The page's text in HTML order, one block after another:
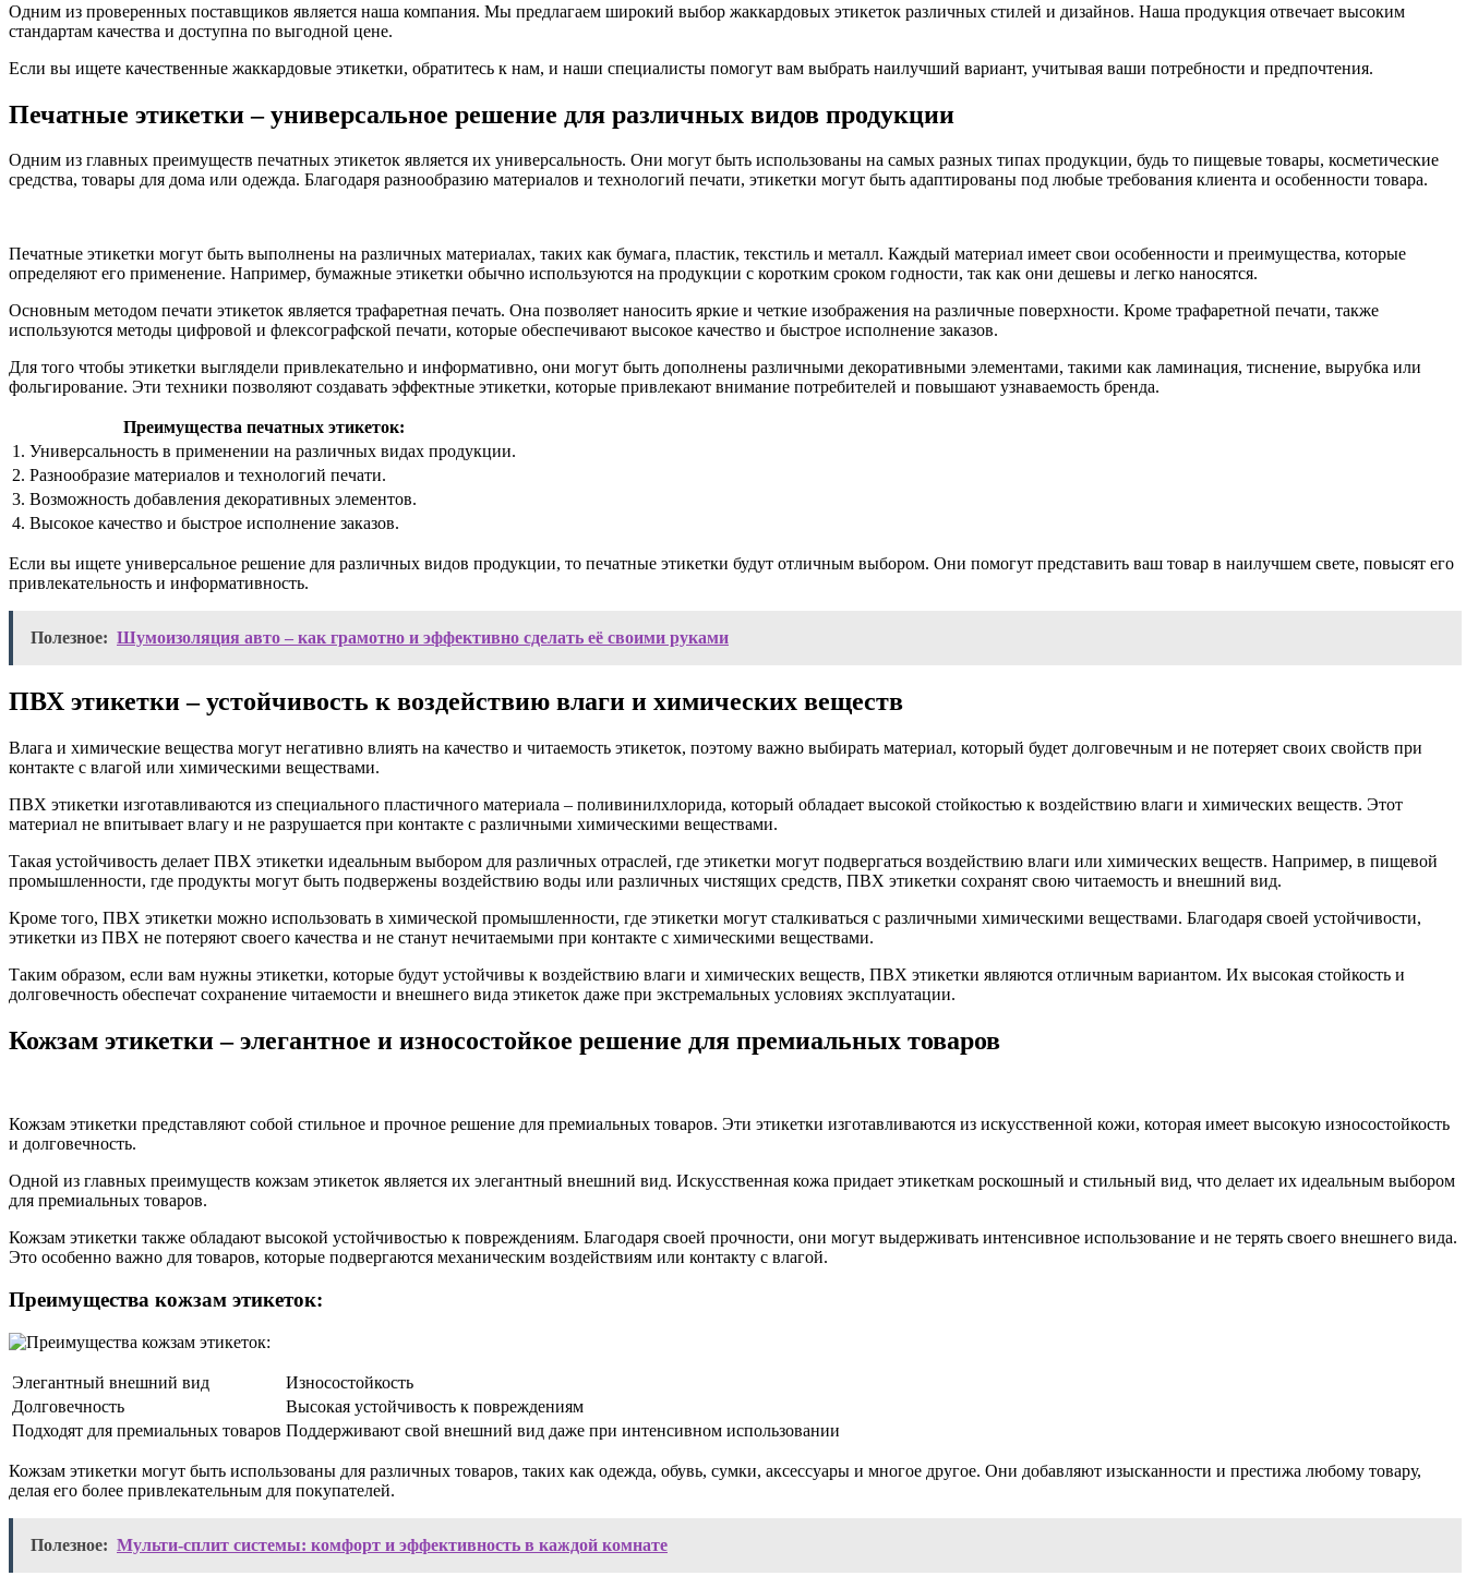
Одним из проверенных поставщиков является наша компания. Мы предлагаем широкий выбор жаккардовых этикеток различных стилей и дизайнов. Наша продукция отвечает высоким
стандартам качества и доступна по выгодной цене.
Если вы ищете качественные жаккардовые этикетки, обратитесь к нам, и наши специалисты помогут вам выбрать наилучший вариант, учитывая ваши потребности и предпочтения.
Печатные этикетки – универсальное решение для различных видов продукции
Одним из главных преимуществ печатных этикеток является их универсальность. Они могут быть использованы на самых разных типах продукции, будь то пищевые товары, косметические
средства, товары для дома или одежда. Благодаря разнообразию материалов и технологий печати, этикетки могут быть адаптированы под любые требования клиента и особенности товара.
Печатные этикетки могут быть выполнены на различных материалах, таких как бумага, пластик, текстиль и металл. Каждый материал имеет свои особенности и преимущества, которые
определяют его применение. Например, бумажные этикетки обычно используются на продукции с коротким сроком годности, так как они дешевы и легко наносятся.
Основным методом печати этикеток является трафаретная печать. Она позволяет наносить яркие и четкие изображения на различные поверхности. Кроме трафаретной печати, также
используются методы цифровой и флексографской печати, которые обеспечивают высокое качество и быстрое исполнение заказов.
Для того чтобы этикетки выглядели привлекательно и информативно, они могут быть дополнены различными декоративными элементами, такими как ламинация, тиснение, вырубка или
фольгирование. Эти техники позволяют создавать эффектные этикетки, которые привлекают внимание потребителей и повышают узнаваемость бренда.
Преимущества печатных этикеток:
1. Универсальность в применении на различных видах продукции.
2. Разнообразие материалов и технологий печати.
3. Возможность добавления декоративных элементов.
4. Высокое качество и быстрое исполнение заказов.
Если вы ищете универсальное решение для различных видов продукции, то печатные этикетки будут отличным выбором. Они помогут представить ваш товар в наилучшем свете, повысят его
привлекательность и информативность.
Полезное: Шумоизоляция авто – как грамотно и эффективно сделать её своими руками
ПВХ этикетки – устойчивость к воздействию влаги и химических веществ
Влага и химические вещества могут негативно влиять на качество и читаемость этикеток, поэтому важно выбирать материал, который будет долговечным и не потеряет своих свойств при
контакте с влагой или химическими веществами.
ПВХ этикетки изготавливаются из специального пластичного материала – поливинилхлорида, который обладает высокой стойкостью к воздействию влаги и химических веществ. Этот
материал не впитывает влагу и не разрушается при контакте с различными химическими веществами.
Такая устойчивость делает ПВХ этикетки идеальным выбором для различных отраслей, где этикетки могут подвергаться воздействию влаги или химических веществ. Например, в пищевой
промышленности, где продукты могут быть подвержены воздействию воды или различных чистящих средств, ПВХ этикетки сохранят свою читаемость и внешний вид.
Кроме того, ПВХ этикетки можно использовать в химической промышленности, где этикетки могут сталкиваться с различными химическими веществами. Благодаря своей устойчивости,
этикетки из ПВХ не потеряют своего качества и не станут нечитаемыми при контакте с химическими веществами.
Таким образом, если вам нужны этикетки, которые будут устойчивы к воздействию влаги и химических веществ, ПВХ этикетки являются отличным вариантом. Их высокая стойкость и
долговечность обеспечат сохранение читаемости и внешнего вида этикеток даже при экстремальных условиях эксплуатации.
Кожзам этикетки – элегантное и износостойкое решение для премиальных товаров
Кожзам этикетки представляют собой стильное и прочное решение для премиальных товаров. Эти этикетки изготавливаются из искусственной кожи, которая имеет высокую износостойкость
и долговечность.
Одной из главных преимуществ кожзам этикеток является их элегантный внешний вид. Искусственная кожа придает этикеткам роскошный и стильный вид, что делает их идеальным выбором
для премиальных товаров.
Кожзам этикетки также обладают высокой устойчивостью к повреждениям. Благодаря своей прочности, они могут выдерживать интенсивное использование и не терять своего внешнего вида.
Это особенно важно для товаров, которые подвергаются механическим воздействиям или контакту с влагой.
Преимущества кожзам этикеток:
Элегантный внешний вид
Износостойкость
Долговечность
Высокая устойчивость к повреждениям
Подходят для премиальных товаров Поддерживают свой внешний вид даже при интенсивном использовании
Кожзам этикетки могут быть использованы для различных товаров, таких как одежда, обувь, сумки, аксессуары и многое другое. Они добавляют изысканности и престижа любому товару,
делая его более привлекательным для покупателей.
Полезное: Мульти-сплит системы: комфорт и эффективность в каждой комнате